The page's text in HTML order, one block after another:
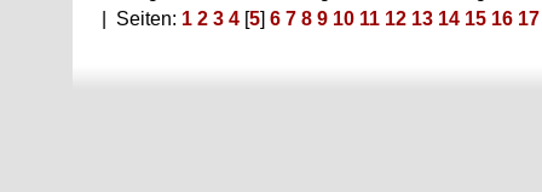
| Seiten: 1 2 3 4 [5] 6 7 8 9 10 11 12 13 14 15 16 17